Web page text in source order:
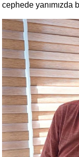
cephede yanımızda